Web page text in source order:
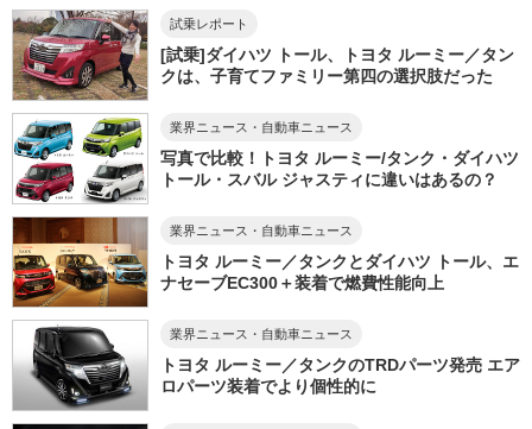
試乗レポート
[試乗]ダイハツ トール、トヨタ ルーミー／タン
クは、子育てファミリー第四の選択肢だった
業界ニュース・自動車ニュース
写真で比較！トヨタ ルーミー/タンク・ダイハツ
トール・スバル ジャスティに違いはあるの？
業界ニュース・自動車ニュース
トヨタ ルーミー／タンクとダイハツ トール、エ
ナセーブEC300＋装着で燃費性能向上
業界ニュース・自動車ニュース
トヨタ ルーミー／タンクのTRDパーツ発売 エア
ロパーツ装着でより個性的に